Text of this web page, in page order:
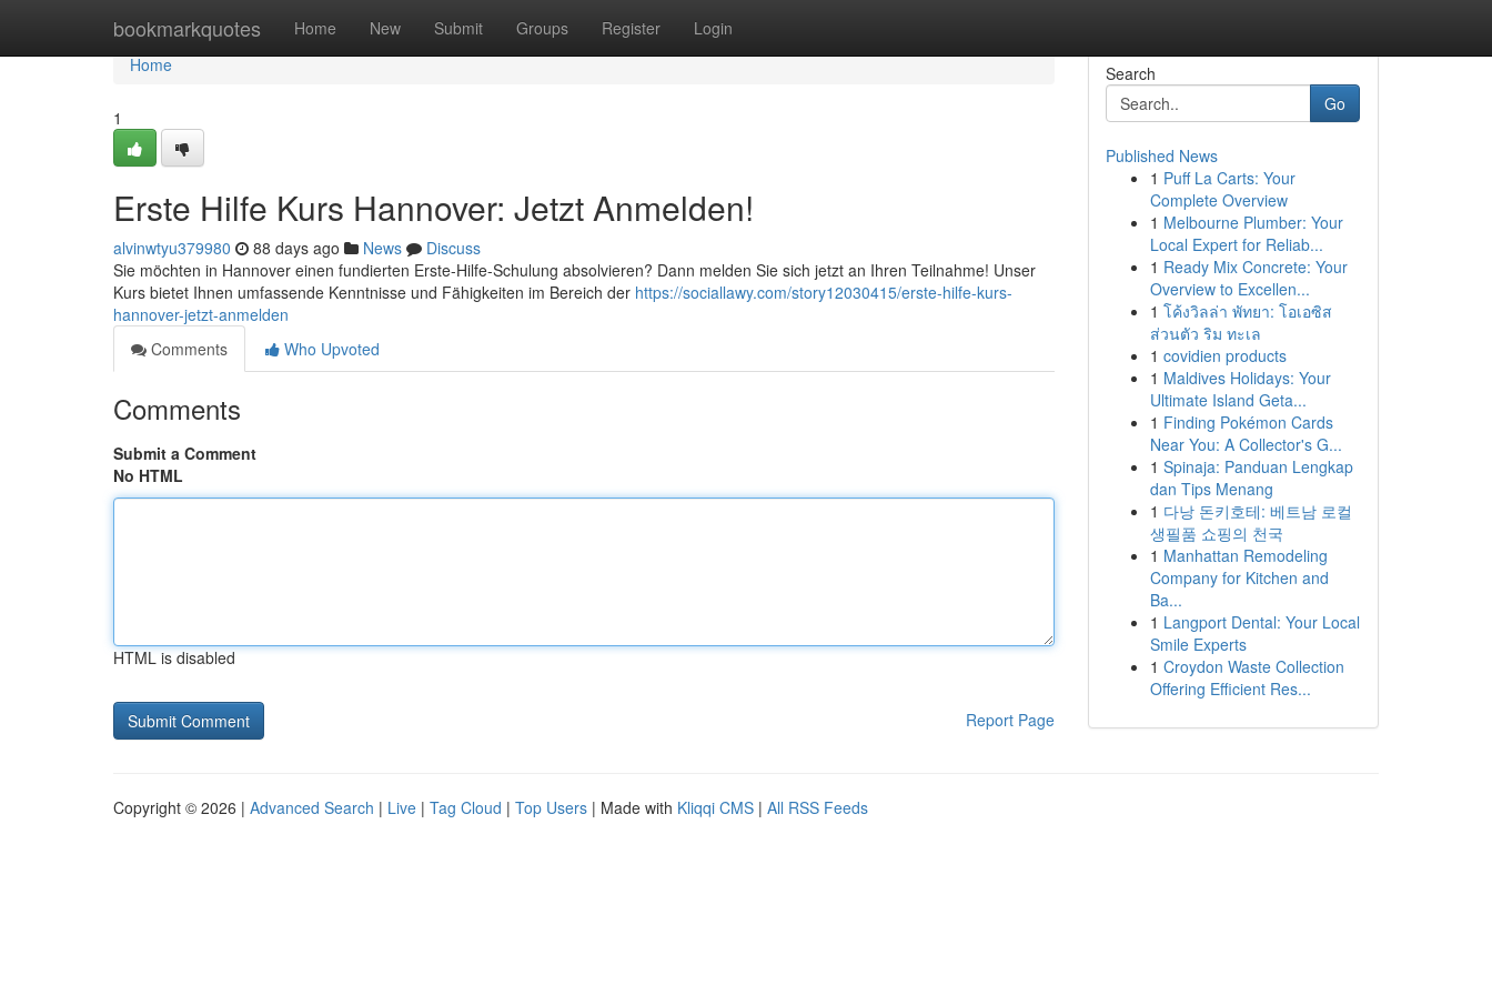
bookmarkquotes Home New Submit Groups Register Login
Home
Home
1
Erste Hilfe Kurs Hannover: Jetzt Anmelden!
alvinwtyu379980 88 days ago News
Discuss
Sie möchten in Hannover einen fundierten Erste-Hilfe-Schulung absolvieren? Dann melden Sie sich jetzt an Ihren Teilnahme! Unser
Kurs bietet Ihnen umfassende Kenntnisse und Fähigkeiten im Bereich der https://sociallawy.com/story12030415/erste-hilfe-kurs-
hannover-jetzt-anmelden
Comments
Who Upvoted
Comments
Submit a Comment
No HTML
HTML is disabled
Report Page
Search
Go
Published News
1 Puff La Carts: Your
Complete Overview
1 Melbourne Plumber: Your
Local Expert for Reliab...
1 Ready Mix Concrete: Your
Overview to Excellen...
1 โค้งวิลล่า พัทยา: โอเอซิส
ส่วนตัว ริม ทะเล
1 covidien products
1 Maldives Holidays: Your
Ultimate Island Geta...
1 Finding Pokémon Cards
Near You: A Collector's G...
1 Spinaja: Panduan Lengkap
dan Tips Menang
1 다낭 돈키호테: 베트남 로컬
생필품 쇼핑의 천국
1 Manhattan Remodeling
Company for Kitchen and
Ba...
1 Langport Dental: Your Local
Smile Experts
1 Croydon Waste Collection
Offering Efficient Res...
Copyright © 2026 | Advanced Search | Live | Tag Cloud | Top Users | Made with Kliqqi CMS | All RSS Feeds